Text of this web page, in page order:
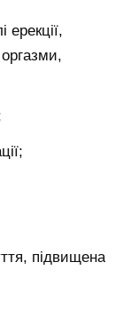
ерекції,
підвищена